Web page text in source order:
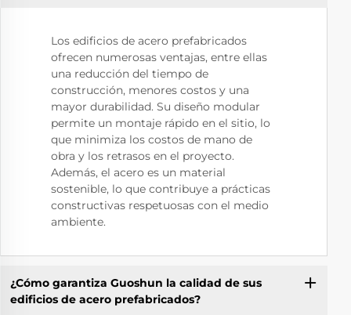
Los edificios de acero prefabricados
ofrecen numerosas ventajas, entre ellas
una reducción del tiempo de
construcción, menores costos y una
mayor durabilidad. Su diseño modular
permite un montaje rápido en el sitio, lo
que minimiza los costos de mano de
obra y los retrasos en el proyecto.
Además, el acero es un material
sostenible, lo que contribuye a prácticas
constructivas respetuosas con el medio
ambiente.
¿Cómo garantiza Guoshun la calidad de sus
edificios de acero prefabricados?